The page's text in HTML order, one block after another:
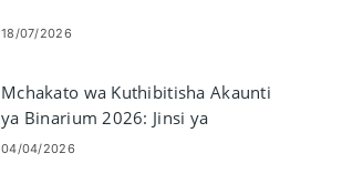
18/07/2026
Mchakato wa Kuthibitisha Akaunti
ya Binarium 2026: Jinsi ya
Kukamilisha KYC kwa Urahisi
04/04/2026